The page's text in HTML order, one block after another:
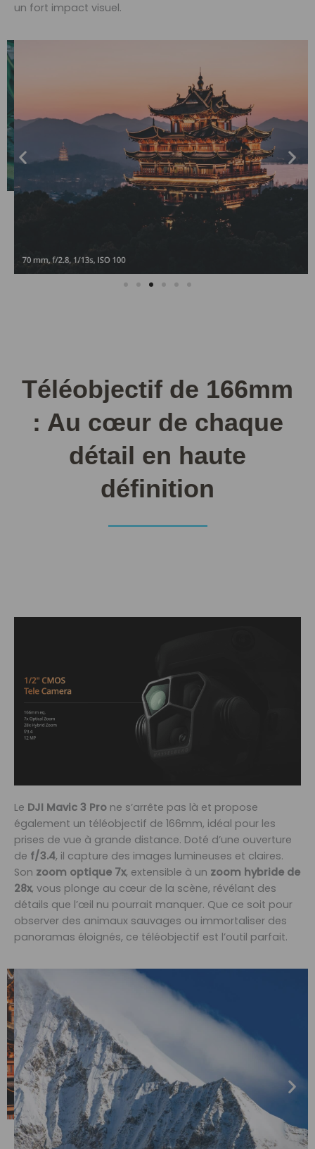
un fort impact visuel.
Téléobjectif de 166mm
: Au cœur de chaque
détail en haute
définition
Le DJI Mavic 3 Pro ne s’arrête pas là et propose
également un téléobjectif de 166mm, idéal pour les
prises de vue à grande distance. Doté d’une ouverture
de f/3.4, il capture des images lumineuses et claires.
Son zoom optique 7x, extensible à un zoom hybride de
28x, vous plonge au cœur de la scène, révélant des
détails que l’œil nu pourrait manquer. Que ce soit pour
observer des animaux sauvages ou immortaliser des
panoramas éloignés, ce téléobjectif est l’outil parfait.